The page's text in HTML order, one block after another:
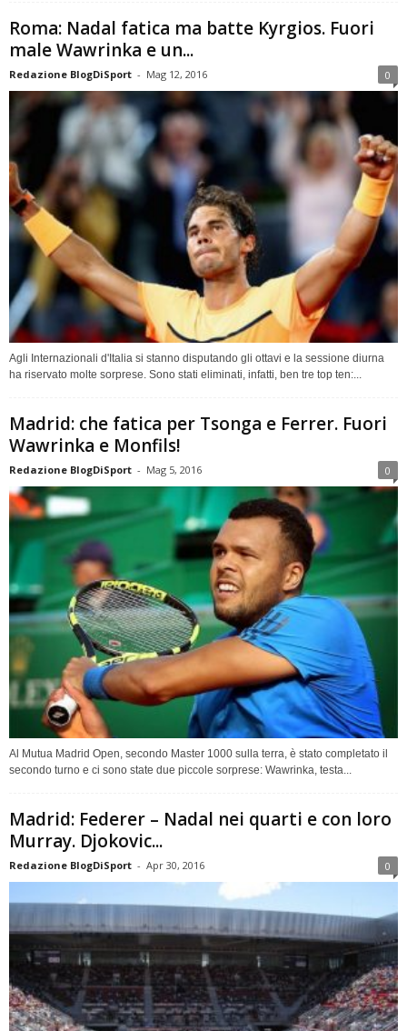
Roma: Nadal fatica ma batte Kyrgios. Fuori
male Wawrinka e un...
Redazione BlogDiSport - Mag 12, 2016 0
Agli Internazionali d'Italia si stanno disputando gli ottavi e la sessione diurna
ha riservato molte sorprese. Sono stati eliminati, infatti, ben tre top ten:...
Madrid: che fatica per Tsonga e Ferrer. Fuori
Wawrinka e Monfils!
Redazione BlogDiSport - Mag 5, 2016 0
Al Mutua Madrid Open, secondo Master 1000 sulla terra, è stato completato il
secondo turno e ci sono state due piccole sorprese: Wawrinka, testa...
Madrid: Federer – Nadal nei quarti e con loro
Murray. Djokovic...
Redazione BlogDiSport - Apr 30, 2016 0